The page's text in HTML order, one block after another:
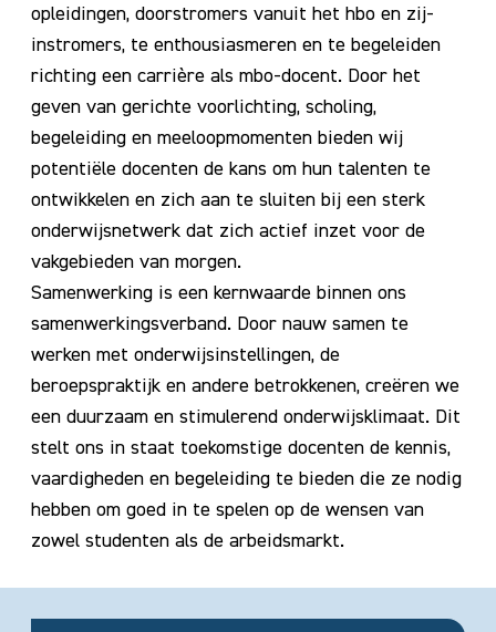
opleidingen, doorstromers vanuit het hbo en zij-
instromers, te enthousiasmeren en te begeleiden
richting een carrière als mbo-docent. Door het
geven van gerichte voorlichting, scholing,
begeleiding en meeloopmomenten bieden wij
potentiële docenten de kans om hun talenten te
ontwikkelen en zich aan te sluiten bij een sterk
onderwijsnetwerk dat zich actief inzet voor de
vakgebieden van morgen.
Samenwerking is een kernwaarde binnen ons
samenwerkingsverband. Door nauw samen te
werken met onderwijsinstellingen, de
beroepspraktijk en andere betrokkenen, creëren we
een duurzaam en stimulerend onderwijsklimaat. Dit
stelt ons in staat toekomstige docenten de kennis,
vaardigheden en begeleiding te bieden die ze nodig
hebben om goed in te spelen op de wensen van
zowel studenten als de arbeidsmarkt.